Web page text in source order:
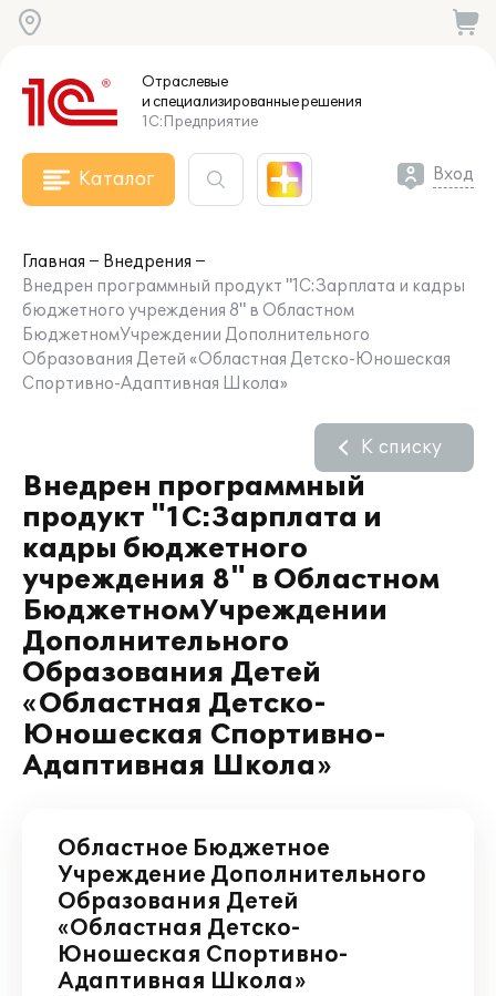
Отраслевые
и специализированныерешения
1С:Предприятие
Каталог Вход
Главная
Внедрения
Внедрен программный продукт "1С:Зарплата и кадры
бюджетного учреждения 8" в Областном
БюджетномУчреждении Дополнительного
Образования Детей «Областная Детско-Юношеская
Спортивно-Адаптивная Школа»
Внедрен программный
продукт "1С:Зарплата и
кадры бюджетного
учреждения 8" в Областном
БюджетномУчреждении
Дополнительного
Образования Детей
«Областная Детско-
Юношеская Спортивно-
Адаптивная Школа»
К списку
Областное Бюджетное
Учреждение Дополнительного
Образования Детей
«Областная Детско-
Юношеская Спортивно-
Адаптивная Школа»